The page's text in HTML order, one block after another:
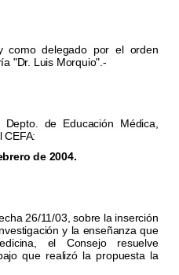
como delegado por el orden
"Dr. Luis Morquio".-
de Educación Médica,
CEFA:
de 2004.
26/11/03, sobre la inserción
y la enseñanza que
el Consejo resuelve
que realizó la propuesta la